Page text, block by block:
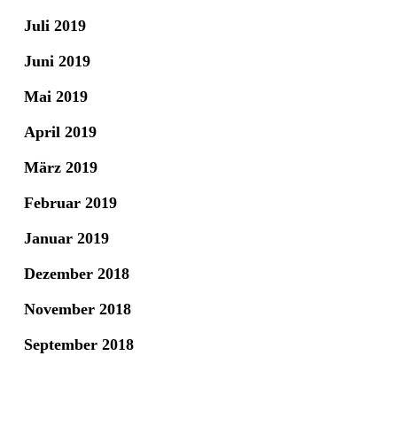
Juli 2019
Juni 2019
Mai 2019
April 2019
März 2019
Februar 2019
Januar 2019
Dezember 2018
November 2018
September 2018